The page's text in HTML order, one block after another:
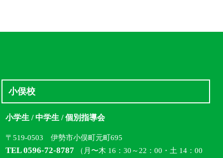
小俣校
小学生 / 中学生 / 個別指導会
〒519-0503 伊勢市小俣町元町695
TEL 0596-72-8787 （月〜木 16：30～22：00・土 14：00